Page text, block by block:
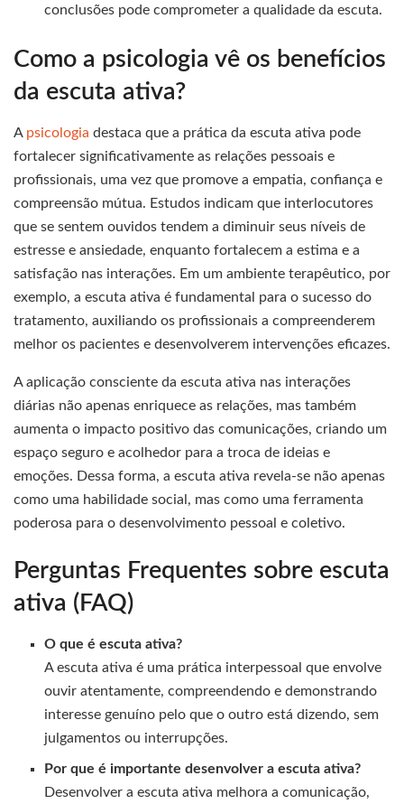
conclusões pode comprometer a qualidade da escuta.
Como a psicologia vê os benefícios
da escuta ativa?
A psicologia destaca que a prática da escuta ativa pode
fortalecer significativamente as relações pessoais e
profissionais, uma vez que promove a empatia, confiança e
compreensão mútua. Estudos indicam que interlocutores
que se sentem ouvidos tendem a diminuir seus níveis de
estresse e ansiedade, enquanto fortalecem a estima e a
satisfação nas interações. Em um ambiente terapêutico, por
exemplo, a escuta ativa é fundamental para o sucesso do
tratamento, auxiliando os profissionais a compreenderem
melhor os pacientes e desenvolverem intervenções eficazes.
A aplicação consciente da escuta ativa nas interações
diárias não apenas enriquece as relações, mas também
aumenta o impacto positivo das comunicações, criando um
espaço seguro e acolhedor para a troca de ideias e
emoções. Dessa forma, a escuta ativa revela-se não apenas
como uma habilidade social, mas como uma ferramenta
poderosa para o desenvolvimento pessoal e coletivo.
Perguntas Frequentes sobre escuta
ativa (FAQ)
O que é escuta ativa?
A escuta ativa é uma prática interpessoal que envolve
ouvir atentamente, compreendendo e demonstrando
interesse genuíno pelo que o outro está dizendo, sem
julgamentos ou interrupções.
Por que é importante desenvolver a escuta ativa?
Desenvolver a escuta ativa melhora a comunicação,